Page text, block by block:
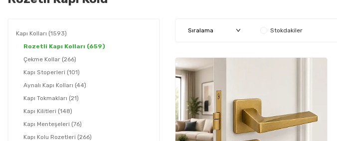
Kapı Kolları (1593)
Rozetli Kapı Kolları (659)
Çekme Kollar (266)
Kapı Stoperleri (101)
Aynalı Kapı Kolları (44)
Kapı Tokmakları (21)
Kapı Kilitleri (148)
Kapı Menteşeleri (76)
Kapı Kolu Rozetleri (266)
Stokdakiler